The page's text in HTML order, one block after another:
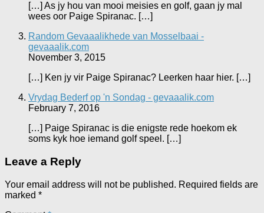
[…] As jy hou van mooi meisies en golf, gaan jy mal
wees oor Paige Spiranac. […]
Random Gevaaalikhede van Mosselbaai -
gevaaalik.com
November 3, 2015
[…] Ken jy vir Paige Spiranac? Leerken haar hier. […]
Vrydag Bederf op 'n Sondag - gevaaalik.com
February 7, 2016
[…] Paige Spiranac is die enigste rede hoekom ek
soms kyk hoe iemand golf speel. […]
Leave a Reply
Your email address will not be published. Required fields are
marked *